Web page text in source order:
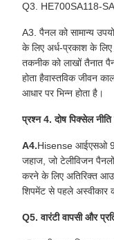
Q3. HE700SA118-
A3. पैनल को सामान्य
के लिए अर्ध-प्रकाश के
तकनीक को लाखों तैनात
होता हैवास्तविक जीवन
आधार पर भिन्न होता है।
प्रश्न 4. दोष पिक्सेल
A4.Hisense आईएसओ
जहाज, जो टेलीविजन
करने के लिए अतिरिक्त
शिपमेंट से पहले अस्वीकार
Q5. वारंटी वापसी और